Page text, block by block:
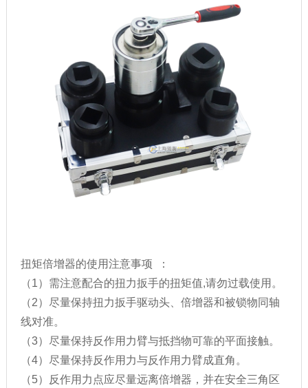
扭矩倍增器的使用注意事项 ：
（1）需注意配合的扭力扳手的扭矩值,请勿过载使用。
（2）尽量保持扭力扳手驱动头、倍增器和被锁物同轴
线对准。
（3）尽量保持反作用力臂与抵挡物可靠的平面接触。
（4）尽量保持反作用力与反作用力臂成直角。
（5）反作用力点应尽量远离倍增器，并在安全三角区